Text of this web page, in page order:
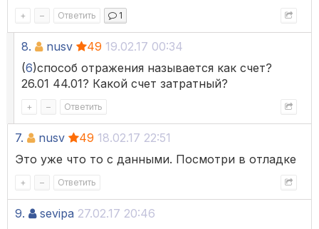
+ – Ответить 1
8. nusv 49 19.02.17 00:34
(6)способ отражения называется как счет?
26.01 44.01? Какой счет затратный?
+ – Ответить
7. nusv 49 18.02.17 22:51
Это уже что то с данными. Посмотри в отладке
+ – Ответить
9. sevipa 27.02.17 20:46